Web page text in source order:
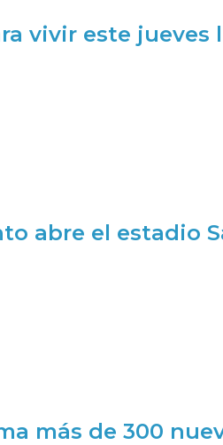
vivir este jueves
abre el estadio
más de 300